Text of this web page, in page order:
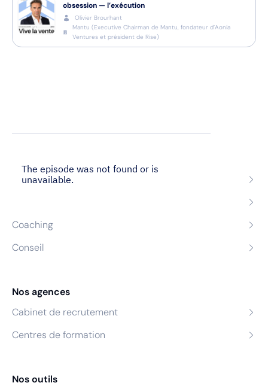
obsession — l’exécution
Olivier Brourhant
Mantu (Executive Chairman de Mantu, fondateur d’Aonia
Ventures et président de Rise)
Recrutement
Coaching
Conseil
Nos agences
Cabinet de recrutement
Centres de formation
Nos outils